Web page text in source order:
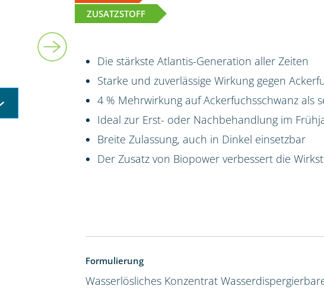
ZUSATZSTOFF
Die stärkste Atlantis-Generation aller Zeiten
Starke und zuverlässige Wirkung gegen
4 % Mehrwirkung auf Ackerfuchsschwanz als
Ideal zur Erst- oder Nachbehandlung im
Breite Zulassung, auch in Dinkel einsetzbar
Der Zusatz von Biopower verbessert die
Formulierung
Wasserlösliches Konzentrat